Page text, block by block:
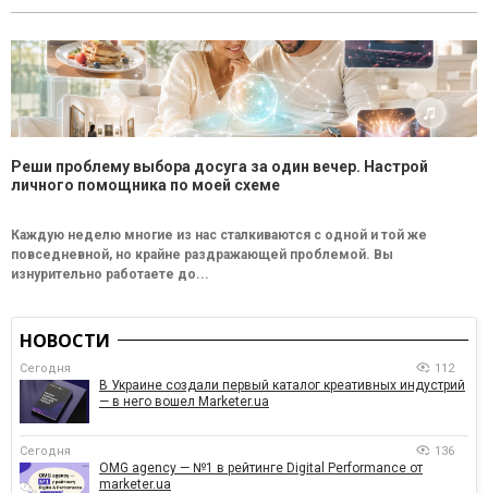
Реши проблему выбора досуга за один вечер. Настрой
личного помощника по моей схеме
Каждую неделю многие из нас сталкиваются с одной и той же
повседневной, но крайне раздражающей проблемой. Вы
изнурительно работаете до...
НОВОСТИ
Сегодня 112
В Украине создали первый каталог креативных индустрий
— в него вошел Marketer.ua
Сегодня 136
OMG agency — №1 в рейтинге Digital Performance от
marketer.ua